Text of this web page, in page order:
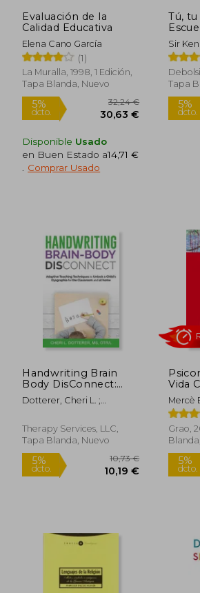
5%
dcto. 24,98 €
Evaluación de la
Calidad Educativa
Elena Cano García
(1)
La Muralla, 1998, 1 Edición,
Tapa Blanda, Nuevo
Disponible Usado
en Buen Estado a14,71 €
Comprar Usado
Tú,
Para
Sir
Tapa
Handwriting Brain
Body DisConnect:
Adaptive teaching
techniques to unlock
for the classroom
and at home (en
Dotterer, Cheri L. ;
Bethany
Therapy Services, LLC,
Tapa Blanda, Nuevo
Vida
Mercè
Grao,